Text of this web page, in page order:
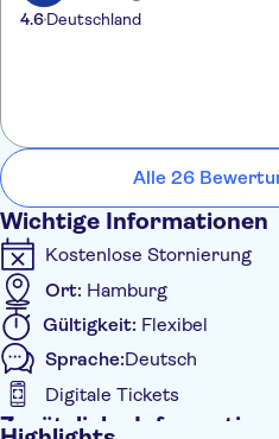
wieder zur Kamera greifen lässt.
Im weiteren Verlauf gleiten Sie
entladen werden. Lehnen Sie
Sie sich von der besonderen
Ihr Kapitän mit Geschichten und
Hafenviertel zum Leben erweckt.
4.6Deutschland
Alle 26
Wichtige Informationen
Kostenlose Stornierung
Ort: Hamburg
Gültigkeit: Flexibel
Sprache:Deutsch
Digitale Tickets
Zusätzliche